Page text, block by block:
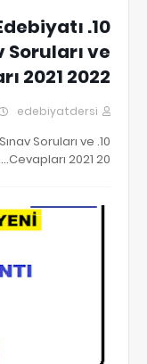
Edebiyatı
Soruları ve
2021 2022
edebiyatdersi
Soruları ve
Cevapları 2021 20…